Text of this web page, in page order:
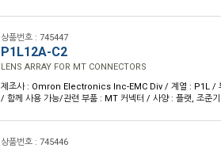
상품번호 : 745447
P1L12A-C2
LENS ARRAY FOR MT CONNECTORS
제조사 : Omron Electronics Inc-EMC Div / 계열 : P1L /
/ 함께 사용 가능/관련 부품 : MT 커넥터 / 사양 : 플랫, 조준
상품번호 : 745446